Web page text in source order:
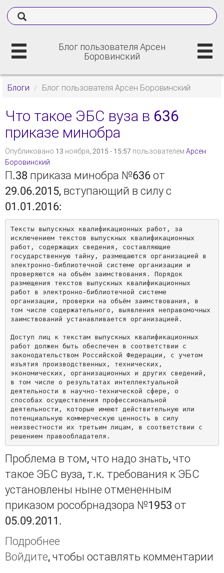
Блог пользователя Арсен
Боровинский
Блоги Блог пользователя Арсен Боровинский
Что такое ЭБС вуза в 636
приказе минобра
Опубликовано 13 ноября, 2015 - 15:57 пользователем Арсен
Боровинский
П.38 приказа минобра №636 от
29.06.2015, вступающий в силу с
01.01.2016:
Тексты выпускных квалификационных работ, за
исключением текстов выпускных квалификационных
работ, содержащих сведения, составляющие
государственную тайну, размещаются организацией в
электронно-библиотечной системе организации и
проверяются на объём заимствования. Порядок
размещения текстов выпускных квалификационных
работ в электронно-библиотечной системе
организации, проверки на объём заимствования, в
том числе содержательного, выявления неправомочных
заимствований устанавливается организацией.
Доступ лиц к текстам выпускных квалификационных
работ должен быть обеспечен в соответствии с
законодательством Российской Федерации, с учетом
изъятия производственных, технических,
экономических, организационных и других сведений,
в том числе о результатах интеллектуальной
деятельности в научно-технической сфере, о
способах осуществления профессиональной
деятельности, которые имеют действительную или
потенциальную коммерческую ценность в силу
неизвестности их третьим лицам, в соответствии с
Проблема в том, что надо знать, что
такое ЭБС вуза, т.к. требования к ЭБС
установлены ныне отмененным
приказом рособрнадзора №1953 от
05.09.2011.
Подробнее
приказе минобра
Войдите, чтобы оставлять комментарии